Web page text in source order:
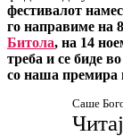
фестивалот
го направиме на
Битола, на 14
треба и се биде
со наша премира
Саше